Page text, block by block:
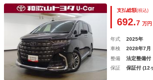
システム ＥＴＣ ドラレコ 両側電動スラ
ドランプ 乗車定員７人 ３列シート ワン
支払総額(税込)
692.7 万円
年式 2025年
車検
2028年7月
整備
法定整備付
保証
保証付 (12